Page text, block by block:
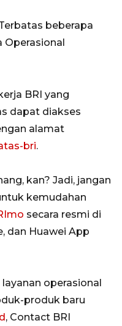
beberapa
Operasional
BRI yang
dapat diakses
alamat
bri.
kan? Jadi, jangan
kemudahan
secara resmi di
dan Huawei App
operasional
produk baru
, Contact BRI